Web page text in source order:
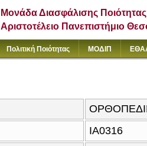
Μονάδα Διασφάλισης Ποιότητας
Αριστοτέλειο Πανεπιστήμιο
Πολιτική Ποιότητας ΜΟΔΙΠ
ΙΑ0316